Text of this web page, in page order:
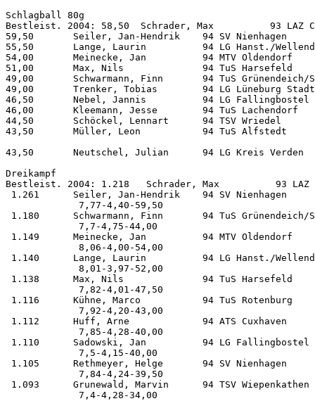
Schlagball 80g
Bestleist. 2004: 58,50  Schrader, Max          93 LAZ
59,50       Seiler, Jan-Hendrik    94 SV Nienhagen
55,50       Lange, Laurin          94 LG Hanst./
54,00       Meinecke, Jan          94 MTV Oldendorf
51,00       Max, Nils              94 TuS Harsefeld
49,00       Schwarmann, Finn       94 TuS
49,00       Trenker, Tobias        94 LG Lüneburg
46,50       Nebel, Jannis          94 LG
46,00       Kleemann, Jesse        94 TuS
44,50       Schöckel, Lennart      94 TSV Wriedel
43,50       Müller, Leon           94 TuS Alfstedt
43,50       Neutschel, Julian      94 LG Kreis
Dreikampf
Bestleist. 2004: 1.218   Schrader, Max          93 LAZ
1.261      Seiler, Jan-Hendrik    94 SV Nienhagen
             7,77-4,40-59,50
1.180      Schwarmann, Finn       94 TuS
             7,7-4,75-44,00
1.149      Meinecke, Jan          94 MTV Oldendorf
             8,06-4,00-54,00
1.140      Lange, Laurin          94 LG Hanst./
             8,01-3,97-52,00
1.138      Max, Nils              94 TuS Harsefeld
             7,82-4,01-47,50
1.116      Kühne, Marco           94 TuS
             7,92-4,20-43,00
1.112      Huff, Arne             94 ATS Cuxhaven
             7,85-4,28-40,00
1.110      Sadowski, Jan          94 LG
             7,5-4,15-40,00
1.105      Rethmeyer, Helge       94 SV Nienhagen
             7,84-4,24-39,50
1.093      Grunewald, Marvin      94 TSV
             7,4-4,28-34,00